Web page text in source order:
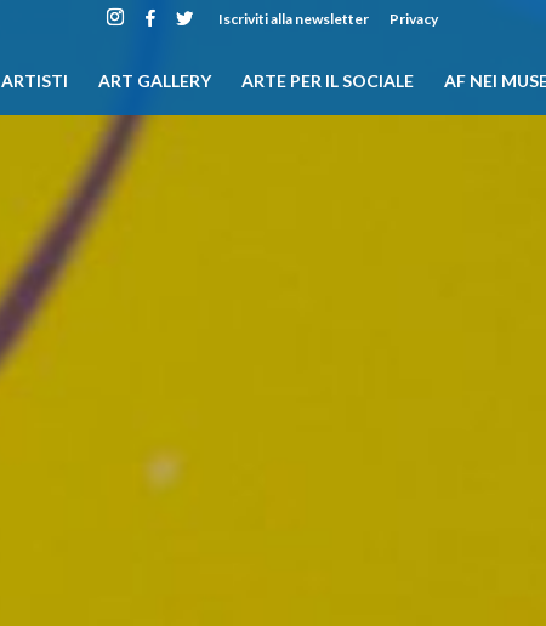
Iscriviti alla newsletter Privacy
ARTISTI ART GALLERY ARTE PER IL SOCIALE AF NEI